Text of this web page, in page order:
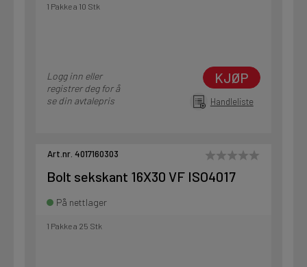
1 Pakke a 10 Stk
Logg inn eller
registrer deg for å
se din avtalepris
KJØP
Handleliste
Art.nr. 4017160303
Bolt sekskant 16X30 VF ISO4017
På nettlager
1 Pakke a 25 Stk